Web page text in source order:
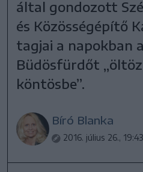
által gondozott
és Közösségépítő
tagjai a napokban
Büdösfürdőt
köntösbe”.
Bíró Blanka
2016. július 26., 19:43